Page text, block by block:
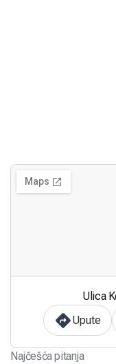
Ulica
Upute
Najčešća pitanja